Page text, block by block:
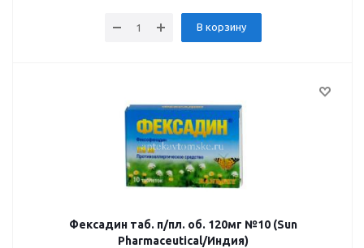
В корзину
Фексадин таб. п/пл. об. 120мг №10 (Sun
Pharmaceutical/Индия)